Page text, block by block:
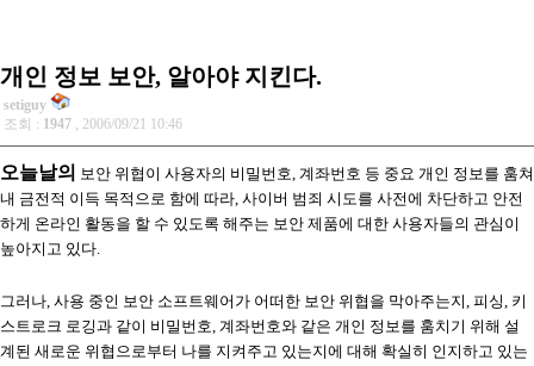
개인 정보 보안, 알아야 지킨다.
setiguy
조회 : 1947 , 2006/09/21 10:46
오늘날의 보안 위협이 사용자의 비밀번호, 계좌번호 등 중요 개인 정보를 훔쳐
내 금전적 이득 목적으로 함에 따라, 사이버 범죄 시도를 사전에 차단하고 안전
하게 온라인 활동을 할 수 있도록 해주는 보안 제품에 대한 사용자들의 관심이
높아지고 있다.
그러나, 사용 중인 보안 소프트웨어가 어떠한 보안 위협을 막아주는지, 피싱, 키
스트로크 로깅과 같이 비밀번호, 계좌번호와 같은 개인 정보를 훔치기 위해 설
계된 새로운 위협으로부터 나를 지켜주고 있는지에 대해 확실히 인지하고 있는